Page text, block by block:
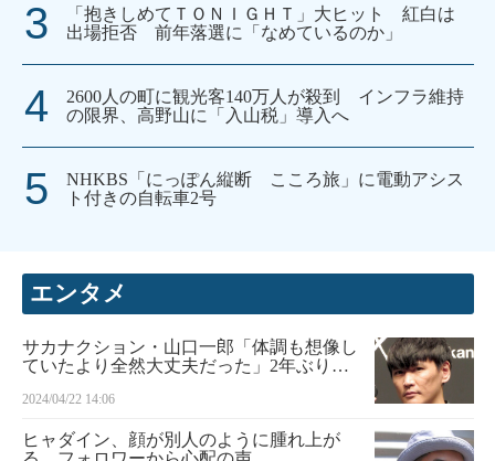
「抱きしめてＴＯＮＩＧＨＴ」大ヒット 紅白は
出場拒否 前年落選に「なめているのか」
2600人の町に観光客140万人が殺到 インフラ維持
の限界、高野山に「入山税」導入へ
NHKBS「にっぽん縦断 こころ旅」に電動アシス
ト付きの自転車2号
エンタメ
サカナクション・山口一郎「体調も想像し
ていたより全然大丈夫だった」2年ぶりラ
2024/04/22 14:06
ヒャダイン、顔が別人のように腫れ上が